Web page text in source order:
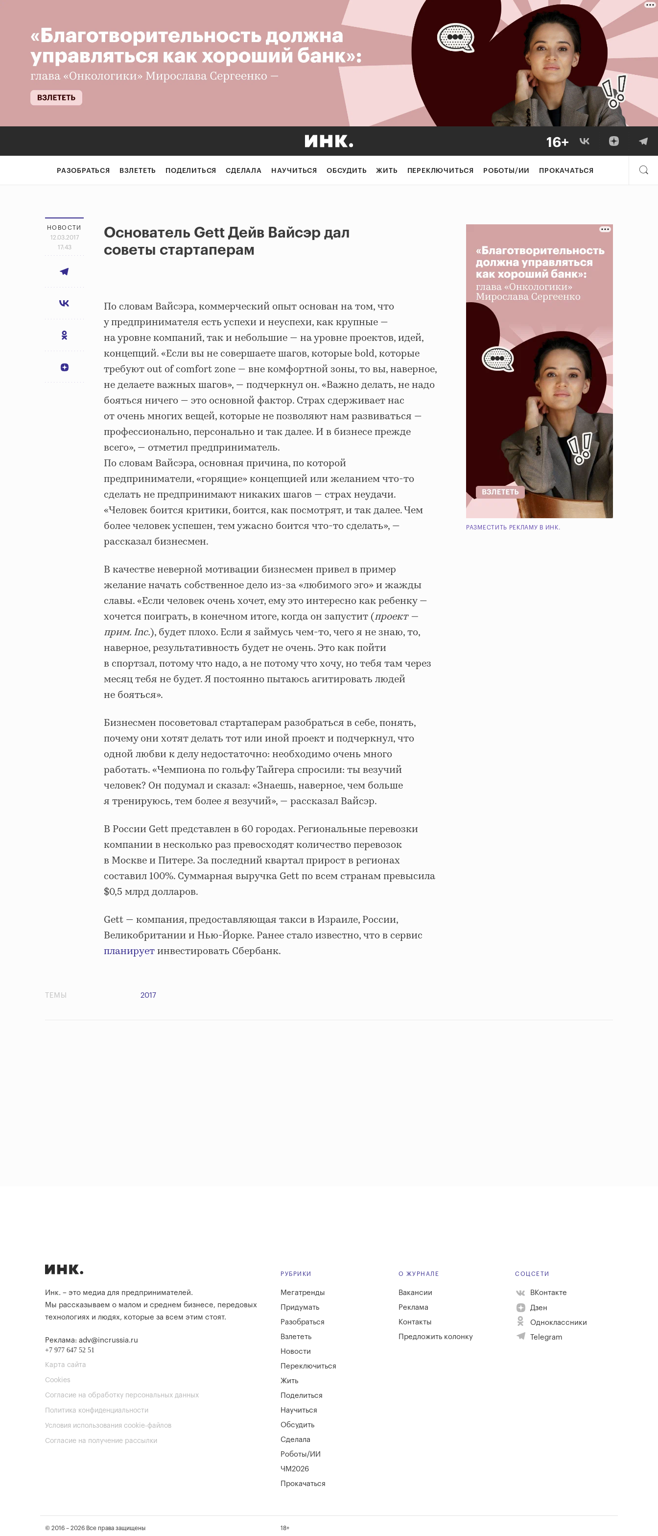
РАЗОБРАТЬСЯ ВЗЛЕТЕТЬ ПОДЕЛИТЬСЯ СДЕЛАЛА НАУЧИТЬСЯ ОБСУДИТЬ ЖИТЬ ПЕРЕКЛЮЧИТЬСЯ РОБОТЫ/ИИ ПРОКАЧАТЬСЯ
НОВОСТИ
12.03.2017
17:43
Основатель Gett Дейв Вайсэр дал
советы стартаперам
По словам Вайсэра, коммерческий опыт основан на том, что
у предпринимателя есть успехи и неуспехи, как крупные —
на уровне компаний, так и небольшие — на уровне проектов, идей,
концепций. «Если вы не совершаете шагов, которые bold, которые
требуют out of comfort zone — вне комфортной зоны, то вы, наверное,
не делаете важных шагов», — подчеркнул он. «Важно делать, не надо
бояться ничего — это основной фактор. Страх сдерживает нас
от очень многих вещей, которые не позволяют нам развиваться —
профессионально, персонально и так далее. И в бизнесе прежде
всего», — отметил предприниматель.
По словам Вайсэра, основная причина, по которой
предприниматели, «горящие» концепцией или желанием что-то
сделать не предпринимают никаких шагов — страх неудачи.
«Человек боится критики, боится, как посмотрят, и так далее. Чем
более человек успешен, тем ужасно боится что-то сделать», —
рассказал бизнесмен.
В качестве неверной мотивации бизнесмен привел в пример
желание начать собственное дело из-за «любимого эго» и жажды
славы. «Если человек очень хочет, ему это интересно как ребенку —
хочется поиграть, в конечном итоге, когда он запустит (проект —
прим. Inc.), будет плохо. Если я займусь чем-то, чего я не знаю, то,
наверное, результативность будет не очень. Это как пойти
в спортзал, потому что надо, а не потому что хочу, но тебя там через
месяц тебя не будет. Я постоянно пытаюсь агитировать людей
не бояться».
Бизнесмен посоветовал стартаперам разобраться в себе, понять,
почему они хотят делать тот или иной проект и подчеркнул, что
одной любви к делу недостаточно: необходимо очень много
работать. «Чемпиона по гольфу Тайгера спросили: ты везучий
человек? Он подумал и сказал: «Знаешь, наверное, чем больше
я тренируюсь, тем более я везучий», — рассказал Вайсэр.
В России Gett представлен в 60 городах. Региональные перевозки
компании в несколько раз превосходят количество перевозок
в Москве и Питере. За последний квартал прирост в регионах
составил 100%. Cуммарная выручка Gett по всем странам превысила
$0,5 млрд долларов.
Gett — компания, предоставляющая такси в Израиле, России,
Великобритании и Нью-Йорке. Ранее стало известно, что в сервис
планируетинвестировать Сбербанк.
РАЗМЕСТИТЬ РЕКЛАМУ В ИНК.
ТЕМЫ 2017
Инк. – это медиа для предпринимателей.
Мы рассказываем о малом и среднем бизнесе, передовых
технологиях и людях, которые за всем этим стоят.
Реклама: adv@incrussia.ru
+7 977 647 52 51
Карта сайта
Cookies
Согласие на обработку персональных данных
Политика конфиденциальности
Условия использования cookie-файлов
Согласие на получение рассылки
РУБРИКИ
Мегатренды
Придумать
Разобраться
Взлететь
Новости
Переключиться
Жить
Поделиться
Научиться
Обсудить
Сделала
Роботы/ИИ
ЧМ2026
Прокачаться
О ЖУРНАЛЕ
Вакансии
Реклама
Контакты
Предложить колонку
СОЦСЕТИ
ВКонтакте
Дзен
Одноклассники
Telegram
© 2016 – 2026 Все права защищены 18+